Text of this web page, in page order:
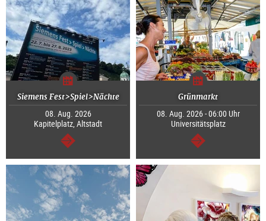
Siemens Fest>Spiel>Nächte
08. Aug. 2026
Kapitelplatz, Altstadt
weiter
Grünmarkt
08. Aug. 2026 - 06:00 Uhr
Universitätsplatz
weiter